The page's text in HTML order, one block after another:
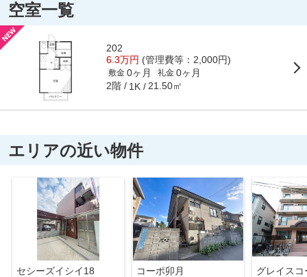
空室一覧
202
6.3万円 (管理費等：2,000円)
敷金 0ヶ月 礼金 0ヶ月
2階 1K 21.50㎡
エリアの近い物件
セシーズイシイ18
コーポ卯月
グレイス